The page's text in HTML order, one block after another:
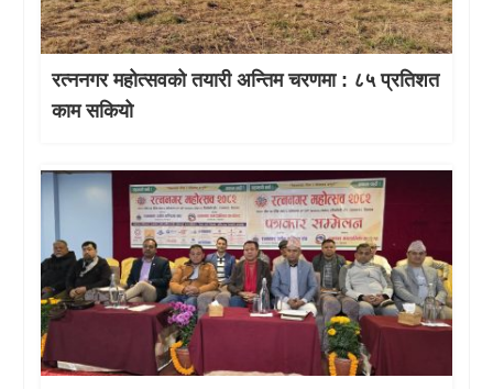
रत्ननगर महोत्सवको तयारी अन्तिम चरणमा : ८५ प्रतिशत
काम सकियो